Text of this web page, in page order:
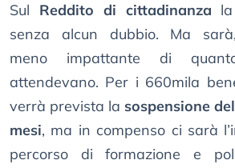
Sul Reddito di cittadinanza
senza alcun dubbio. Ma
meno impattante di
attendevano. Per i 660mila
verrà prevista la sospensione
mesi, ma in compenso ci sarà
percorso di formazione e